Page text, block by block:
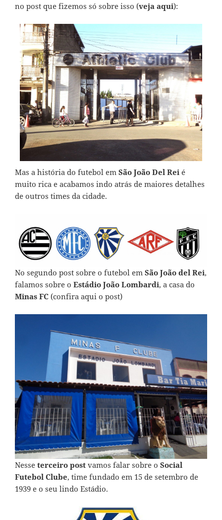
no post que fizemos só sobre isso (veja aqui):
Mas a história do futebol em São João Del Rei é
muito rica e acabamos indo atrás de maiores detalhes
de outros times da cidade.
No segundo post sobre o futebol em São João del Rei,
falamos sobre o Estádio João Lombardi, a casa do
Minas FC (confira aqui o post)
Nesse terceiro post vamos falar sobre o Social
Futebol Clube, time fundado em 15 de setembro de
1939 e o seu lindo Estádio.